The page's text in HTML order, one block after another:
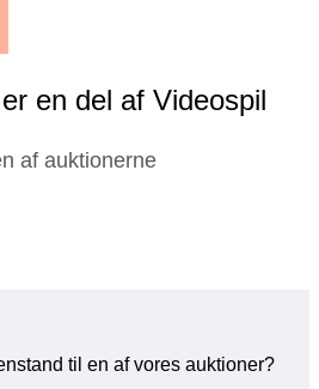
en del af Videospil
af auktionerne
til en af vores auktioner?